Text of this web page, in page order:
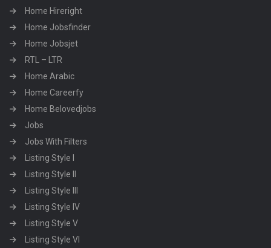
Home Hireright
Home Jobsfinder
Home Jobsjet
RTL – LTR
Home Arabic
Home Careerfy
Home Belovedjobs
Jobs
Jobs With Filters
Listing Style I
Listing Style II
Listing Style III
Listing Style IV
Listing Style V
Listing Style VI